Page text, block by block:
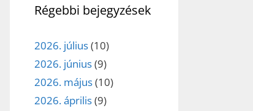
Régebbi bejegyzések
2026. július(10)
2026. június(9)
2026. május(10)
2026. április(9)